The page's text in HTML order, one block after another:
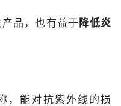
品，也有益于 降低炎
，能对抗紫外线的损